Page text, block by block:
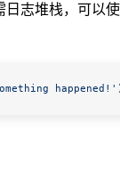
日志堆栈，可以
happened!'